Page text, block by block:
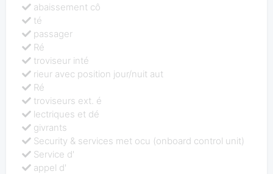
abaissement cô
té
passager
Ré
troviseur inté
rieur avec position jour/nuit aut
Ré
troviseurs ext. é
lectriques et dé
givrants
Security & services met ocu (onboard control unit)
Service d'
appel d'